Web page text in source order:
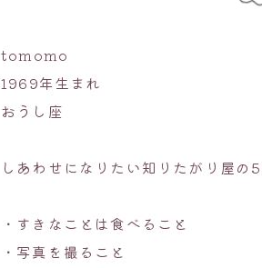
tomomo
1969年生まれ
おうし座
しあわせになりたい知りたがり屋の
・すきなことは食べること
・写真を撮ること